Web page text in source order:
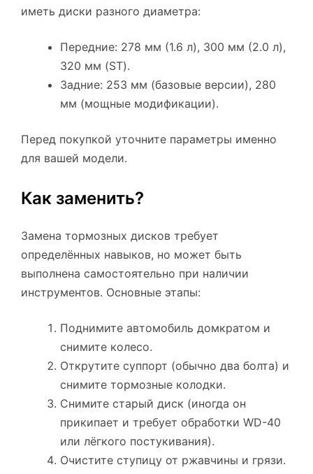
иметь диски разного диаметра:
Передние: 278 мм (1.6 л), 300 мм (2.0 л),
320 мм (ST).
Задние: 253 мм (базовые версии), 280
мм (мощные модификации).
Перед покупкой уточните параметры именно
для вашей модели.
Как заменить?
Замена тормозных дисков требует
определённых навыков, но может быть
выполнена самостоятельно при наличии
инструментов. Основные этапы:
Поднимите автомобиль домкратом и
снимите колесо.
Открутите суппорт (обычно два болта) и
снимите тормозные колодки.
Снимите старый диск (иногда он
прикипает и требует обработки WD-40
или лёгкого постукивания).
Очистите ступицу от ржавчины и грязи.